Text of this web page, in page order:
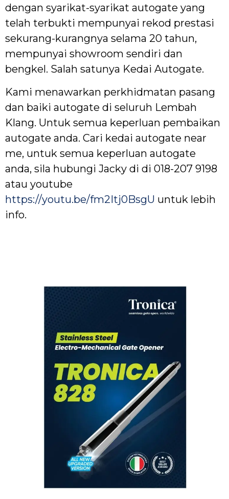
dengan syarikat-syarikat autogate yang
telah terbukti mempunyai rekod prestasi
sekurang-kurangnya selama 20 tahun,
mempunyai showroom sendiri dan
bengkel. Salah satunya Kedai Autogate.
Kami menawarkan perkhidmatan pasang
dan baiki autogate di seluruh Lembah
Klang. Untuk semua keperluan pembaikan
autogate anda. Cari kedai autogate near
me, untuk semua keperluan autogate
anda, sila hubungi Jacky di di 018-207 9198
atau youtube
https://youtu.be/fm2Itj0BsgU untuk lebih
info.